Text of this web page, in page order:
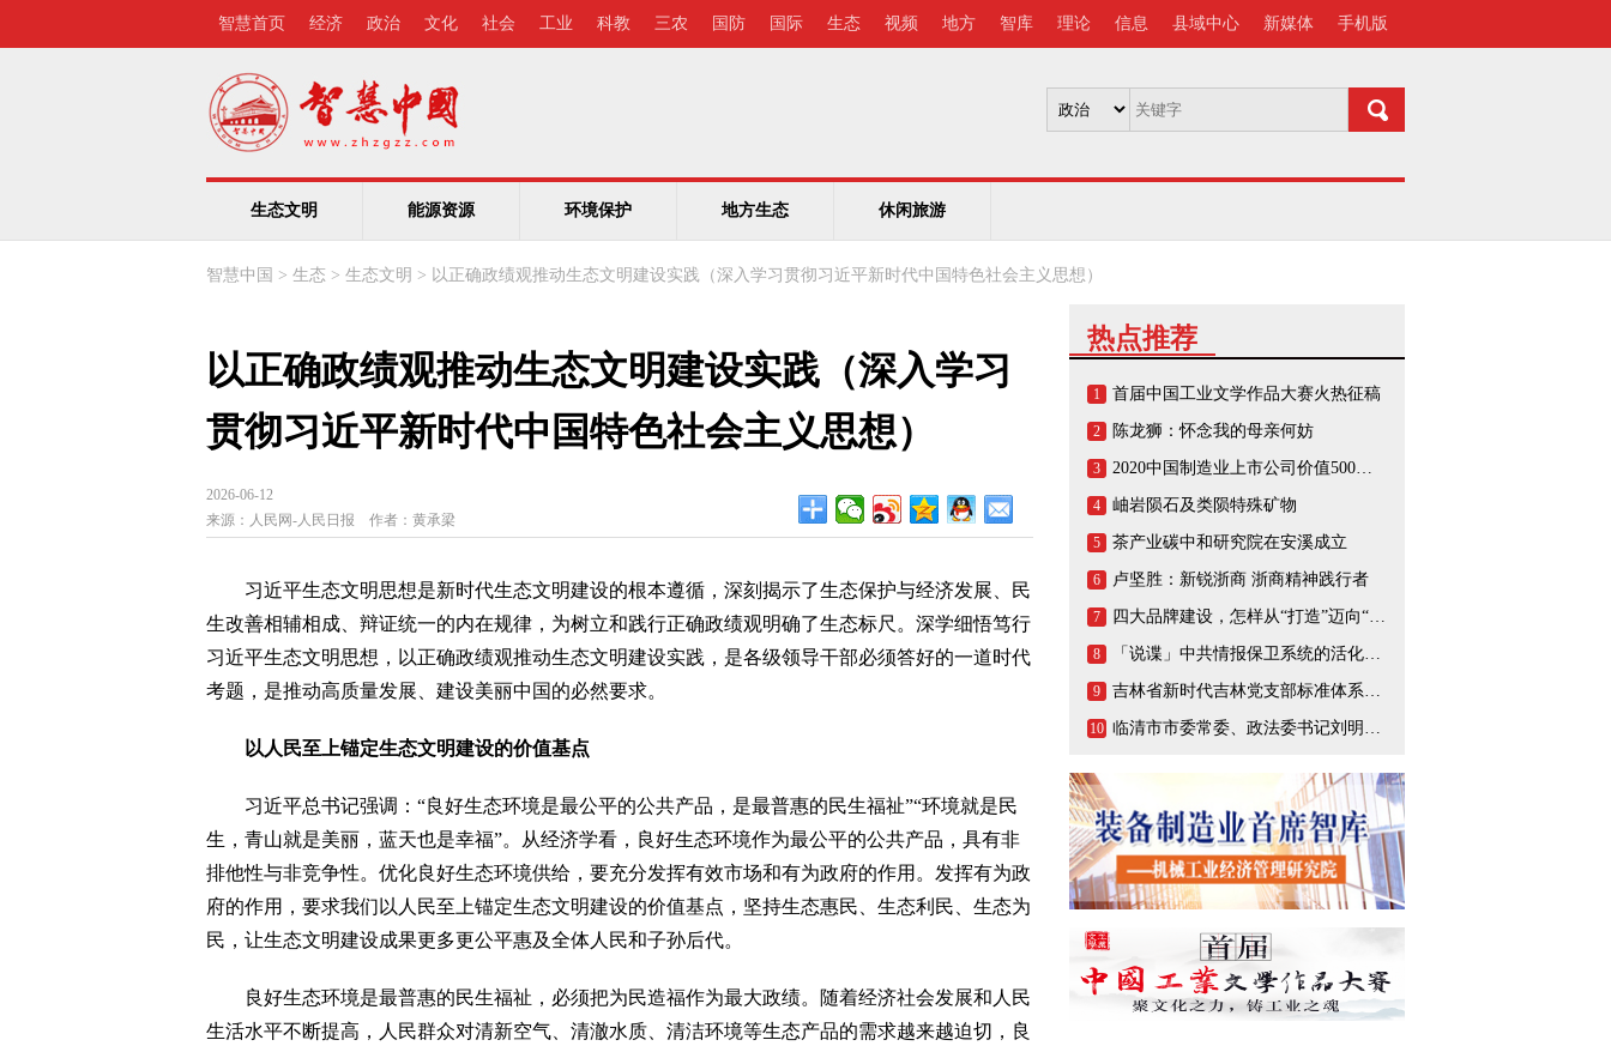
智慧首页 经济 政治 文化 社会 工业 科教 三农 国防 国际 生态 视频 地方 智库 理论 信息 县域中心 新媒体 手机版
生态文明 能源资源 环境保护 地方生态 休闲旅游
智慧中国 > 生态 > 生态文明 > 以正确政绩观推动生态文明建设实践（深入学习贯彻习近平新时代中国特色社会主义思想）
以正确政绩观推动生态文明建设实践（深入学习
贯彻习近平新时代中国特色社会主义思想）
2026-06-12
来源： 人民网-人民日报 作者： 黄承梁
习近平生态文明思想是新时代生态文明建设的根本遵循，深刻揭示了生态保护与经济发展、民
生改善相辅相成、辩证统一的内在规律，为树立和践行正确政绩观明确了生态标尺。深学细悟笃行
习近平生态文明思想，以正确政绩观推动生态文明建设实践，是各级领导干部必须答好的一道时代
考题，是推动高质量发展、建设美丽中国的必然要求。
以人民至上锚定生态文明建设的价值基点
习近平总书记强调：“良好生态环境是最公平的公共产品，是最普惠的民生福祉”“环境就是民
生，青山就是美丽，蓝天也是幸福”。从经济学看，良好生态环境作为最公平的公共产品，具有非
排他性与非竞争性。优化良好生态环境供给，要充分发挥有效市场和有为政府的作用。发挥有为政
府的作用，要求我们以人民至上锚定生态文明建设的价值基点，坚持生态惠民、生态利民、生态为
民，让生态文明建设成果更多更公平惠及全体人民和子孙后代。
良好生态环境是最普惠的民生福祉，必须把为民造福作为最大政绩。随着经济社会发展和人民
生活水平不断提高，人民群众对清新空气、清澈水质、清洁环境等生态产品的需求越来越迫切，良
热点推荐
1 首届中国工业文学作品大赛火热征稿
2 陈龙狮：怀念我的母亲何妨
3 2020中国制造业上市公司价值500强榜单
4 岫岩陨石及类陨特殊矿物
5 茶产业碳中和研究院在安溪成立
6 卢坚胜：新锐浙商 浙商精神践行者
7 四大品牌建设，怎样从“打造”迈向“打响”
8 「说谍」中共情报保卫系统的活化石，一生战斗在情报战线的陈养山
9 吉林省新时代吉林党支部标准体系（BTX）建设把基层党支部打造成坚强的战斗堡垒
10 临清市市委常委、政法委书记刘明峰领导一行莅临连城智造小镇·烟店轴承产业园调研指导